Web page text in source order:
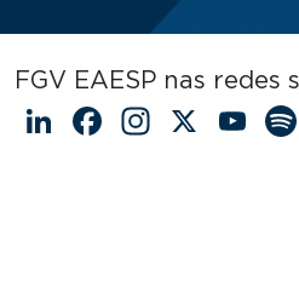
FGV EAESP nas redes
LinkedIn
Facebook
X